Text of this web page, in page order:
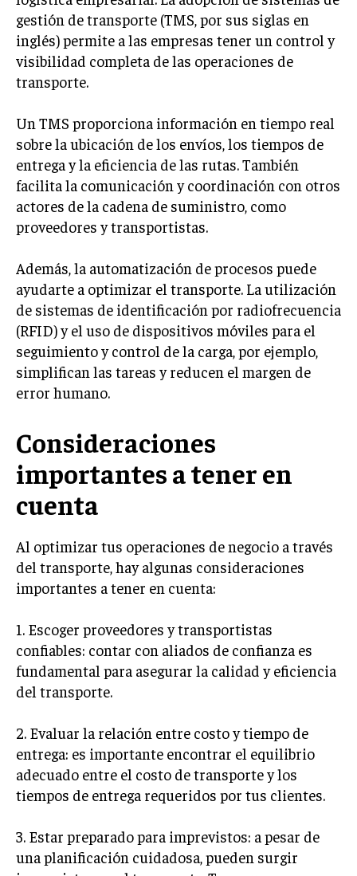
NEGOCIACIÓN Y RESOLUCIÓN DE CONFLICTOS
DERECHO EMPRESARIAL Y REGULACIONES
ÉXITO EMPRESARIAL Y CASOS DE ESTUDIO
NEGOCIOS
MARKETING B2B
MARKETING B2C
MARKETING DE INFLUENCERS
E-COMMERCE
E-COMMERCE Y COMERCIO ELECTRÓNICO
ESTRATEGIAS DE PRICING Y GESTIÓN DE
PRECIOS
EMPRESAS Y STARTUPS TECNOLÓGICAS
GESTIÓN DE LA EXPERIENCIA DEL CLIENTE
MÁS
PROYECTOS
GESTIÓN DE OPERACIONES Y CADENA DE
SUMINISTRO
CALIDAD Y MEJORA CONTINUA
TALENTOS
RECURSOS HUMANOS Y GESTIÓN DEL
COMPENSACIÓN Y BENEFICIOS
RECLUTAMIENTO Y SELECCIÓN
DESARROLLO DE PERSONAL
CULTURA Y CLIMA ORGANIZACIONAL
gestión de transporte (TMS, por sus siglas en
inglés) permite a las empresas tener un control y
visibilidad completa de las operaciones de
transporte.
Un TMS proporciona información en tiempo real
sobre la ubicación de los envíos, los tiempos de
entrega y la eficiencia de las rutas. También
facilita la comunicación y coordinación con otros
actores de la cadena de suministro, como
proveedores y transportistas.
Además, la automatización de procesos puede
ayudarte a optimizar el transporte. La utilización
de sistemas de identificación por radiofrecuencia
(RFID) y el uso de dispositivos móviles para el
seguimiento y control de la carga, por ejemplo,
simplifican las tareas y reducen el margen de
error humano.
Consideraciones
importantes a tener en
cuenta
Al optimizar tus operaciones de negocio a través
del transporte, hay algunas consideraciones
importantes a tener en cuenta:
1. Escoger proveedores y transportistas
confiables: contar con aliados de confianza es
fundamental para asegurar la calidad y eficiencia
del transporte.
2. Evaluar la relación entre costo y tiempo de
entrega: es importante encontrar el equilibrio
adecuado entre el costo de transporte y los
tiempos de entrega requeridos por tus clientes.
3. Estar preparado para imprevistos: a pesar de
una planificación cuidadosa, pueden surgir